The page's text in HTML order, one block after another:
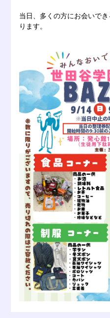
当日、多くの方にお会いで
ります。